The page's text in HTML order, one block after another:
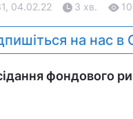
04.02.22 3 хв.
на нас в
фондового